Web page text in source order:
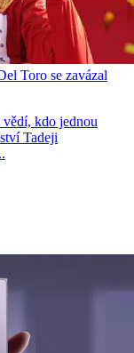
Toro se zavázal
kdo jednou
Tadeji